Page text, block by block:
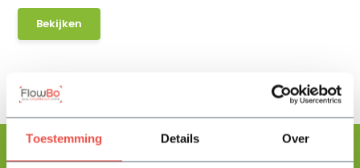
Toestemming Details Over
Bekijken